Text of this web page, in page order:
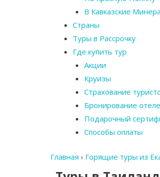
В Кавказские
Страны
Туры в Рассрочку
Где купить тур
Акции
Круизы
Страхование
Бронирование
Подарочный
Способы оплаты
Главная › Горящие туры из